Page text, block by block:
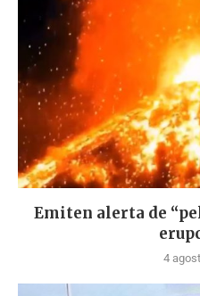
Emiten alerta de
4